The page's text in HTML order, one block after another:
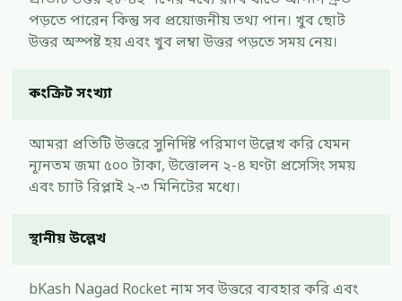
পড়তে পারেন কিন্তু সব প্রয়োজনীয় তথ্য পান। খুব ছোট
উত্তর অস্পষ্ট হয় এবং খুব লম্বা উত্তর পড়তে সময় নেয়।
কংক্রিট সংখ্যা
আমরা প্রতিটি উত্তরে সুনির্দিষ্ট পরিমাণ উল্লেখ করি যেমন
ন্যূনতম জমা ৫০০ টাকা, উত্তোলন ২-৪ ঘণ্টা প্রসেসিং সময়
এবং চ্যাট রিপ্লাই ২-৩ মিনিটের মধ্যে।
স্থানীয় উল্লেখ
bKash Nagad Rocket নাম সব উত্তরে ব্যবহার করি এবং